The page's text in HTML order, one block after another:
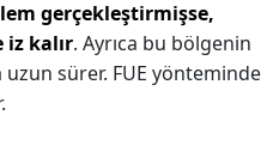
gerçekleştirmişse,
kalır. Ayrıca bu bölgenin
sürer. FUE yönteminde